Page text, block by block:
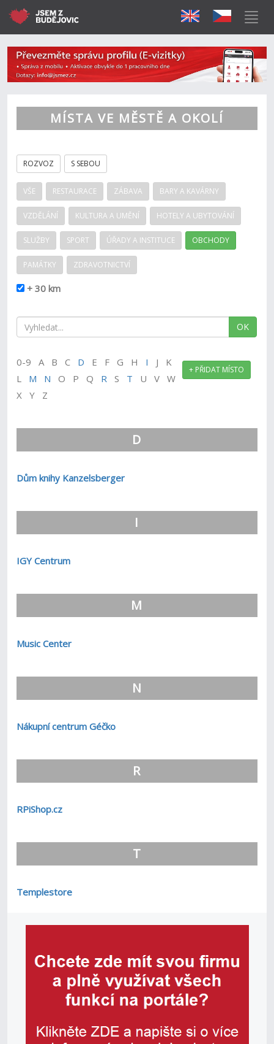
MÍSTA VE MĚSTĚ A OKOLÍ
ROZVOZ S SEBOU
VŠE RESTAURACE ZÁBAVA BARY A KAVÁRNY
VZDĚLÁNÍ KULTURA A UMĚNÍ HOTELY A UBYTOVÁNÍ
SLUŽBY SPORT ÚŘADY A INSTITUCE OBCHODY
PAMÁTKY ZDRAVOTNICTVÍ
+ 30 km
OK
+ PŘIDAT MÍSTO
0-9 A B C D E F G H I
J K
L M N O P Q R S T U V W
X Y Z
D
Dům knihy Kanzelsberger
I
IGY Centrum
M
Music Center
N
Nákupní centrum Géčko
R
RPiShop.cz
T
Templestore